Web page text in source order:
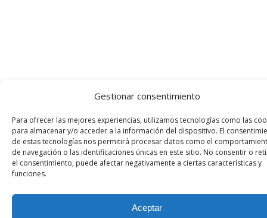
Gestionar consentimiento
Para ofrecer las mejores experiencias, utilizamos tecnologías como las
para almacenar y/o acceder a la información del dispositivo. El
de estas tecnologías nos permitirá procesar datos como el
de navegación o las identificaciones únicas en este sitio. No consentir o
el consentimiento, puede afectar negativamente a ciertas características y
funciones.
Aceptar